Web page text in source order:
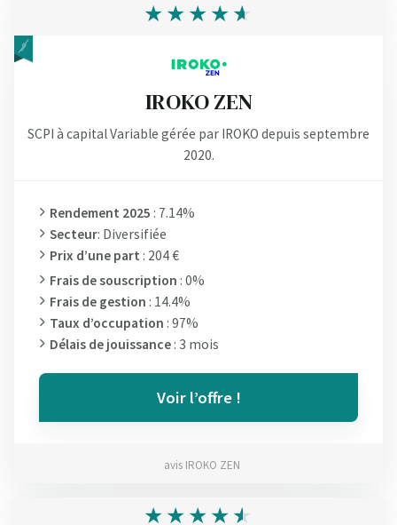
IROKO ZEN
SCPI à capital Variable gérée par IROKO depuis septembre
2020.
Rendement 2025 : 7.14%
Secteur: Diversifiée
Prix d’une part : 204 €
Frais de souscription : 0%
Frais de gestion : 14.4%
Taux d’occupation : 97%
Délais de jouissance : 3 mois
Voir l’offre !
avis IROKO ZEN